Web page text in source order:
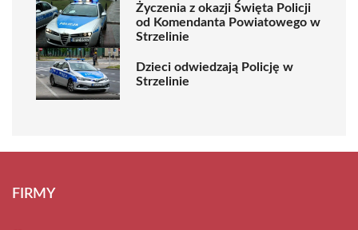
Życzenia z okazji Święta Policji
od Komendanta Powiatowego w
Strzelinie
Dzieci odwiedzają Policję w
Strzelinie
FIRMY